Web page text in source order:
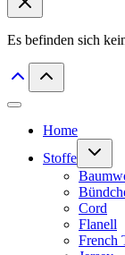
Es befinden sich
Home
Stoffe
Cord
Flanell
French